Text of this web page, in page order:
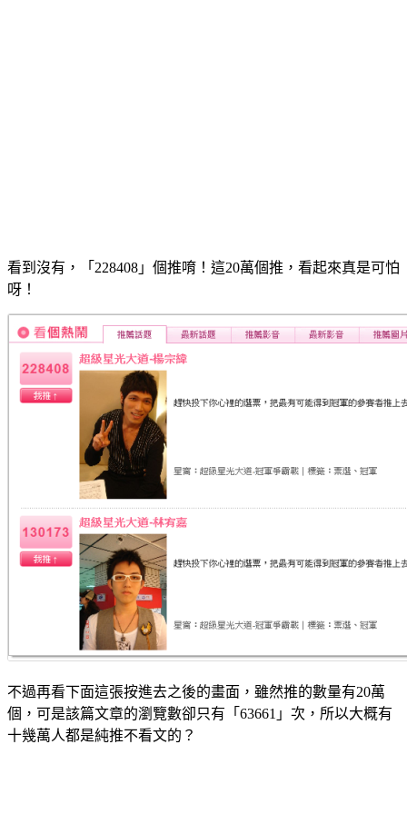
看到沒有，「228408」個推唷！這20萬個推，看起來真是可怕
呀！
不過再看下面這張按進去之後的畫面，雖然推的數量有20萬
個，可是該篇文章的瀏覽數卻只有「63661」次，所以大概有
十幾萬人都是純推不看文的？